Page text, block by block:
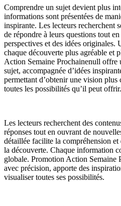
Comprendre un sujet devient plus
informations sont présentées de
inspirante. Les lecteurs recherchent
de répondre à leurs questions tout
perspectives et des idées originales.
chaque découverte plus agréable et
Action Semaine Prochainenull offre
sujet, accompagnée d’idées
permettant d’obtenir une vision
toutes les possibilités qu’il peut offrir.
Les lecteurs recherchent des
réponses tout en ouvrant de
détaillée facilite la compréhension
la découverte. Chaque information
globale. Promotion Action Semaine
avec précision, apporte des
visualiser toutes ses possibilités.